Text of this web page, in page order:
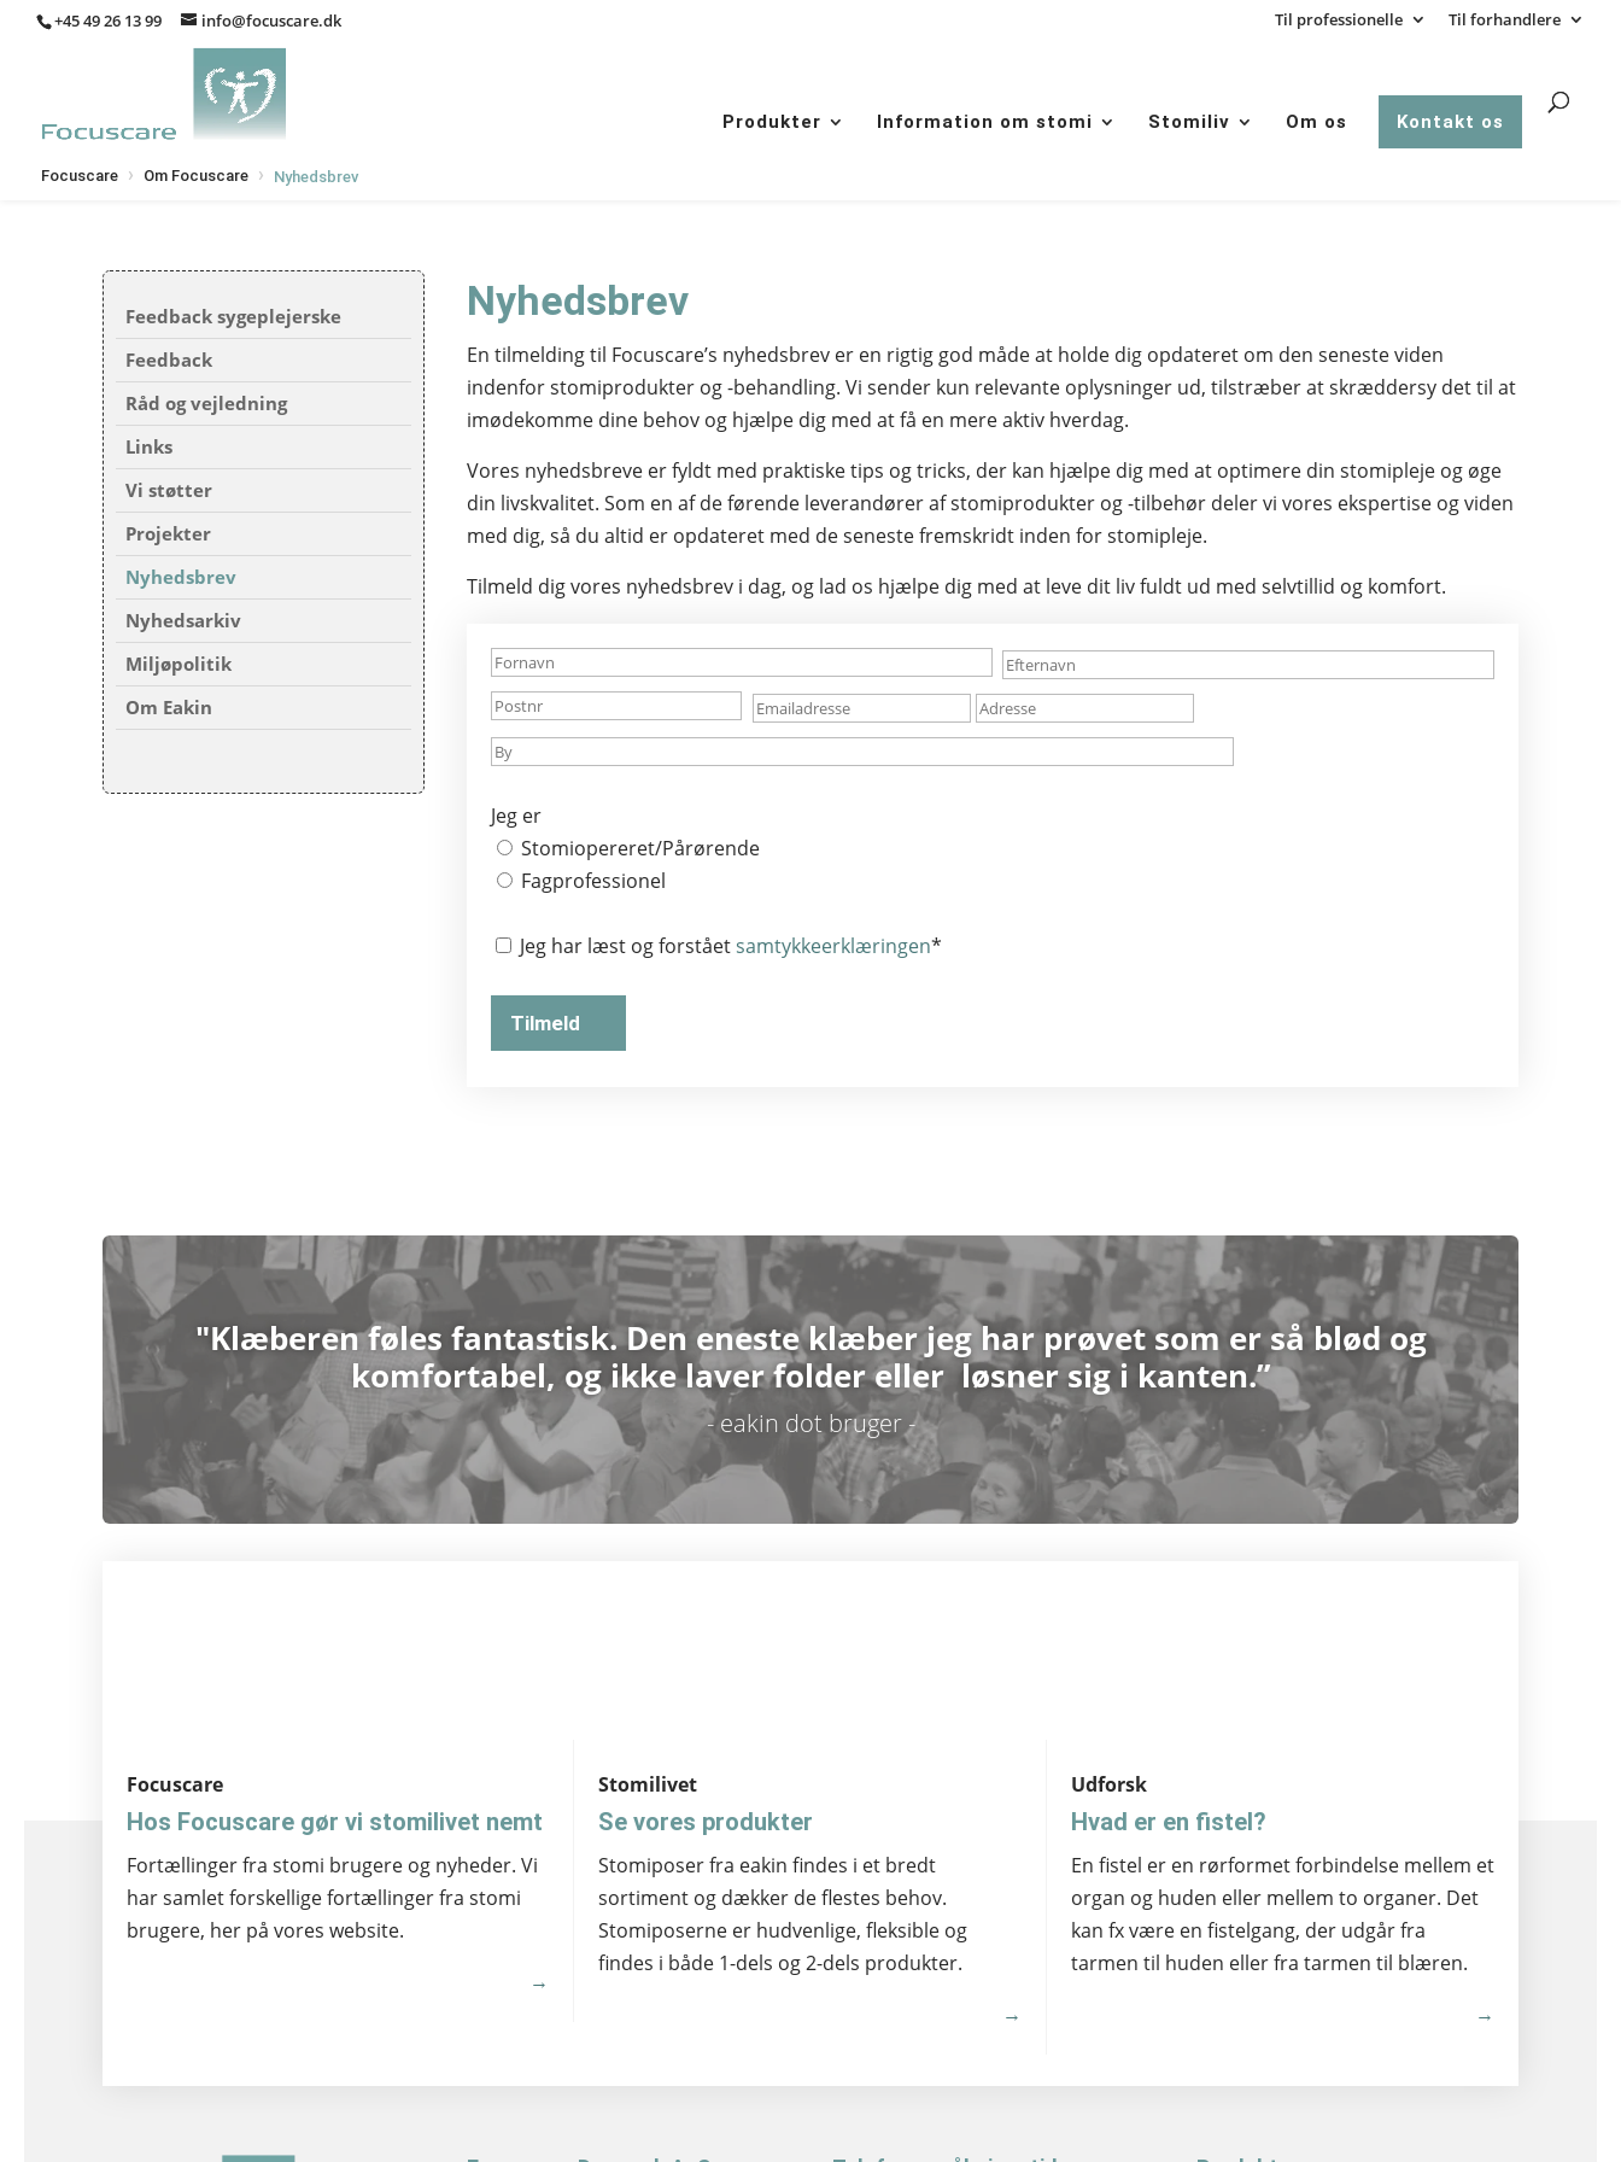
+45 49 26 13 99 info@focuscare.dk Til professionelle Til forhandlere
Produkter Information om stomi Stomiliv Om os Kontakt os
Focuscare › Om Focuscare › Nyhedsbrev
Feedback sygeplejerske
Feedback
Råd og vejledning
Links
Vi støtter
Projekter
Nyhedsbrev
Nyhedsarkiv
Miljøpolitik
Om Eakin
Nyhedsbrev
En tilmelding til Focuscare’s nyhedsbrev er en rigtig god måde at holde dig opdateret om den seneste viden
indenfor stomiprodukter og -behandling. Vi sender kun relevante oplysninger ud, tilstræber at skræddersy det til at
imødekomme dine behov og hjælpe dig med at få en mere aktiv hverdag.
Vores nyhedsbreve er fyldt med praktiske tips og tricks, der kan hjælpe dig med at optimere din stomipleje og øge
din livskvalitet. Som en af de førende leverandører af stomiprodukter og -tilbehør deler vi vores ekspertise og viden
med dig, så du altid er opdateret med de seneste fremskridt inden for stomipleje.
Tilmeld dig vores nyhedsbrev i dag, og lad os hjælpe dig med at leve dit liv fuldt ud med selvtillid og komfort.
Jeg er
Stomiopereret/Pårørende
Fagprofessionel
Jeg har læst og forståetsamtykkeerklæringen*
"Klæberen føles fantastisk. Den eneste klæber jeg har prøvet som er så blød og
komfortabel, og ikke laver folder eller løsner sig i kanten.”
- eakin dot bruger -
Focuscare
Hos Focuscare gør vi stomilivet nemt
Fortællinger fra stomi brugere og nyheder. Vi
har samlet forskellige fortællinger fra stomi
brugere, her på vores website.
→
Stomilivet
Se vores produkter
Stomiposer fra eakin findes i et bredt
sortiment og dækker de flestes behov.
Stomiposerne er hudvenlige, fleksible og
findes i både 1-dels og 2-dels produkter.
→
Udforsk
Hvad er en fistel?
En fistel er en rørformet forbindelse mellem et
organ og huden eller mellem to organer. Det
kan fx være en fistelgang, der udgår fra
tarmen til huden eller fra tarmen til blæren.
→